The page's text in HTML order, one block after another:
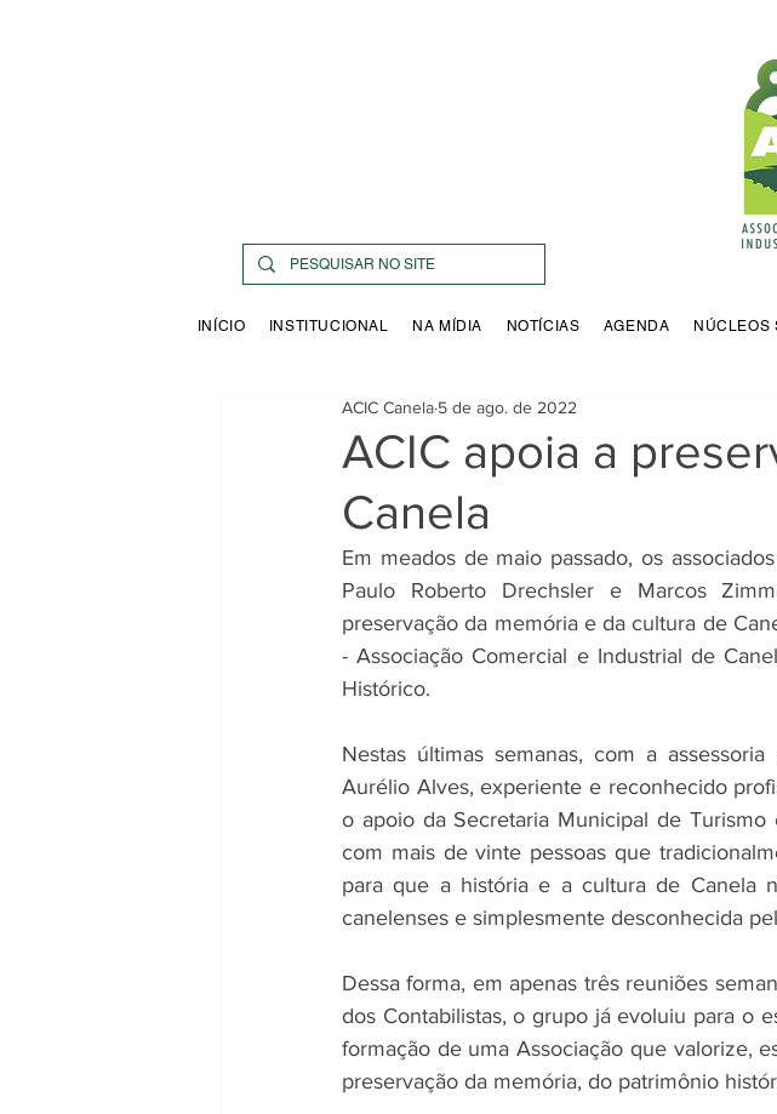
INÍCIO INSTITUCIONAL NA MÍDIA NOTÍCIAS AGENDA NÚCLEOS
ACIC apoia a
Canela
ACIC Canela 5 de ago. de 2022
Em meados de maio passado, os
Paulo Roberto Drechsler e Marcos
preservação da memória e da cultura de
- Associação Comercial e Industrial de
Histórico.
Nestas últimas semanas, com a
Aurélio Alves, experiente e reconhecido
o apoio da Secretaria Municipal de
com mais de vinte pessoas que
para que a história e a cultura de Canela
canelenses e simplesmente desconhecida
Dessa forma, em apenas três reuniões
dos Contabilistas, o grupo já evoluiu para o
formação de uma Associação que valorize,
preservação da memória, do patrimônio